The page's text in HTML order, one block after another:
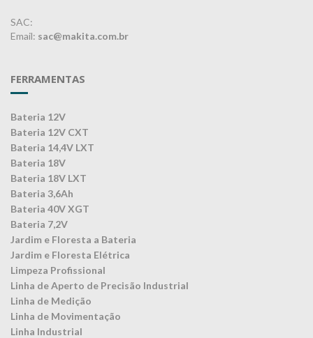
SAC:
Email: sac@makita.com.br
FERRAMENTAS
Bateria 12V
Bateria 12V CXT
Bateria 14,4V LXT
Bateria 18V
Bateria 18V LXT
Bateria 3,6Ah
Bateria 40V XGT
Bateria 7,2V
Jardim e Floresta a Bateria
Jardim e Floresta Elétrica
Limpeza Profissional
Linha de Aperto de Precisão Industrial
Linha de Medição
Linha de Movimentação
Linha Industrial